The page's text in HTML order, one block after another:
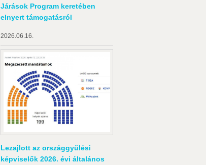
Járások Program keretében
elnyert támogatásról
2026.06.16.
Lezajlott az országgyűlési
képviselők 2026. évi általános